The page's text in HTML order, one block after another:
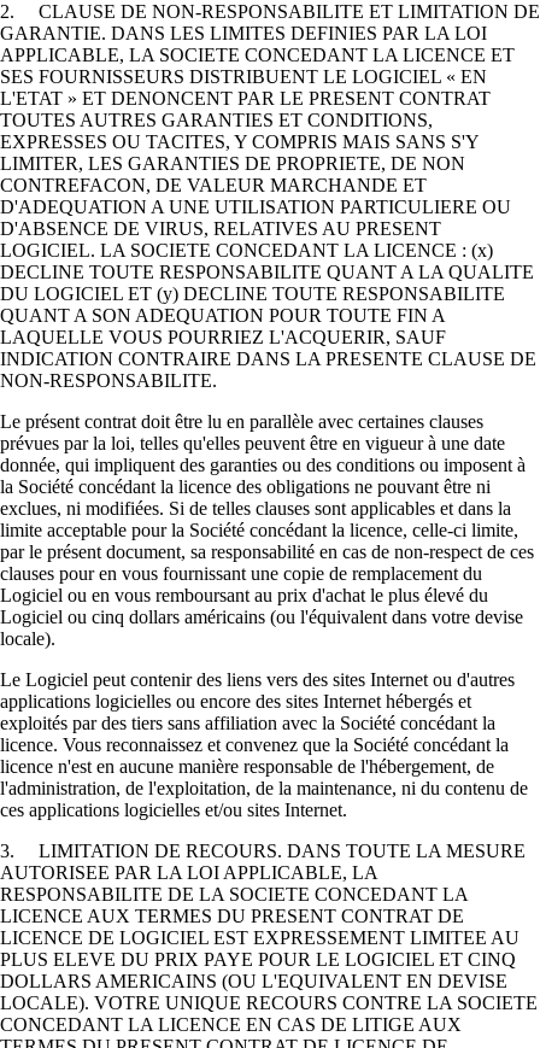
2. CLAUSE DE NON-RESPONSABILITE ET LIMITATION DE
GARANTIE. DANS LES LIMITES DEFINIES PAR LA LOI
APPLICABLE, LA SOCIETE CONCEDANT LA LICENCE ET
SES FOURNISSEURS DISTRIBUENT LE LOGICIEL « EN
L'ETAT » ET DENONCENT PAR LE PRESENT CONTRAT
TOUTES AUTRES GARANTIES ET CONDITIONS,
EXPRESSES OU TACITES, Y COMPRIS MAIS SANS S'Y
LIMITER, LES GARANTIES DE PROPRIETE, DE NON
CONTREFACON, DE VALEUR MARCHANDE ET
D'ADEQUATION A UNE UTILISATION PARTICULIERE OU
D'ABSENCE DE VIRUS, RELATIVES AU PRESENT
LOGICIEL. LA SOCIETE CONCEDANT LA LICENCE : (x)
DECLINE TOUTE RESPONSABILITE QUANT A LA QUALITE
DU LOGICIEL ET (y) DECLINE TOUTE RESPONSABILITE
QUANT A SON ADEQUATION POUR TOUTE FIN A
LAQUELLE VOUS POURRIEZ L'ACQUERIR, SAUF
INDICATION CONTRAIRE DANS LA PRESENTE CLAUSE DE
NON-RESPONSABILITE.
Le présent contrat doit être lu en parallèle avec certaines clauses
prévues par la loi, telles qu'elles peuvent être en vigueur à une date
donnée, qui impliquent des garanties ou des conditions ou imposent à
la Société concédant la licence des obligations ne pouvant être ni
exclues, ni modifiées. Si de telles clauses sont applicables et dans la
limite acceptable pour la Société concédant la licence, celle-ci limite,
par le présent document, sa responsabilité en cas de non-respect de ces
clauses pour en vous fournissant une copie de remplacement du
Logiciel ou en vous remboursant au prix d'achat le plus élevé du
Logiciel ou cinq dollars américains (ou l'équivalent dans votre devise
locale).
Le Logiciel peut contenir des liens vers des sites Internet ou d'autres
applications logicielles ou encore des sites Internet hébergés et
exploités par des tiers sans affiliation avec la Société concédant la
licence. Vous reconnaissez et convenez que la Société concédant la
licence n'est en aucune manière responsable de l'hébergement, de
l'administration, de l'exploitation, de la maintenance, ni du contenu de
ces applications logicielles et/ou sites Internet.
3. LIMITATION DE RECOURS. DANS TOUTE LA MESURE
AUTORISEE PAR LA LOI APPLICABLE, LA
RESPONSABILITE DE LA SOCIETE CONCEDANT LA
LICENCE AUX TERMES DU PRESENT CONTRAT DE
LICENCE DE LOGICIEL EST EXPRESSEMENT LIMITEE AU
PLUS ELEVE DU PRIX PAYE POUR LE LOGICIEL ET CINQ
DOLLARS AMERICAINS (OU L'EQUIVALENT EN DEVISE
LOCALE). VOTRE UNIQUE RECOURS CONTRE LA SOCIETE
CONCEDANT LA LICENCE EN CAS DE LITIGE AUX